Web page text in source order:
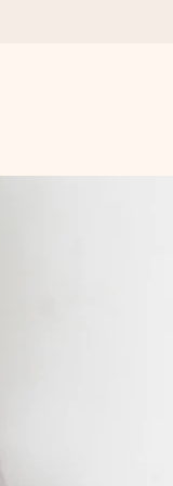
überreichen
in die wir